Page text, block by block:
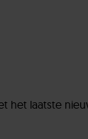
het laatste